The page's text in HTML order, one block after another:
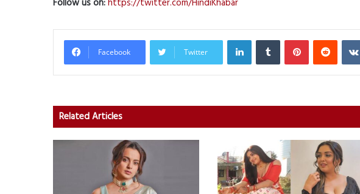
Follow us on:https://twitter.com/HindiKhabar
Facebook Twitter
LinkedInTumblr PinterestReddit
Related Articles